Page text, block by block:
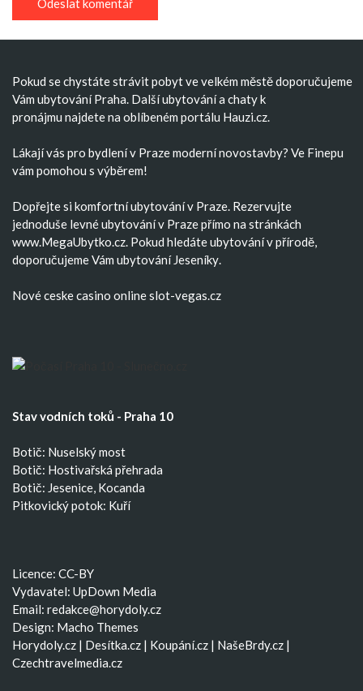
Pokud se chystáte strávit pobyt ve velkém městě doporučujeme
Vám ubytování Praha. Dalšíubytovánía chaty k
pronájmu najdete na oblíbeném portálu Hauzi.cz.
Lákají vás pro bydlení v Praze modernínovostavby? Ve Finepu
vám pomohou s výběrem!
Dopřejte si komfortníubytování v Praze. Rezervujte
jednoduše levné ubytování v Prazepřímo na stránkách
www.MegaUbytko.cz. Pokud hledáte ubytování v přírodě,
doporučujeme Vám ubytování Jeseníky.
Nové ceske casino online slot-vegas.cz
Stav vodních toků - Praha 10
Botič: Nuselský most
Botič: Hostivařská přehrada
Botič: Jesenice, Kocanda
Pitkovický potok: Kuří
Licence: CC-BY
Vydavatel: UpDown Media
Email: redakce@horydoly.cz
Design: Macho Themes
Horydoly.cz | Desítka.cz | Koupání.cz | NašeBrdy.cz |
Czechtravelmedia.cz